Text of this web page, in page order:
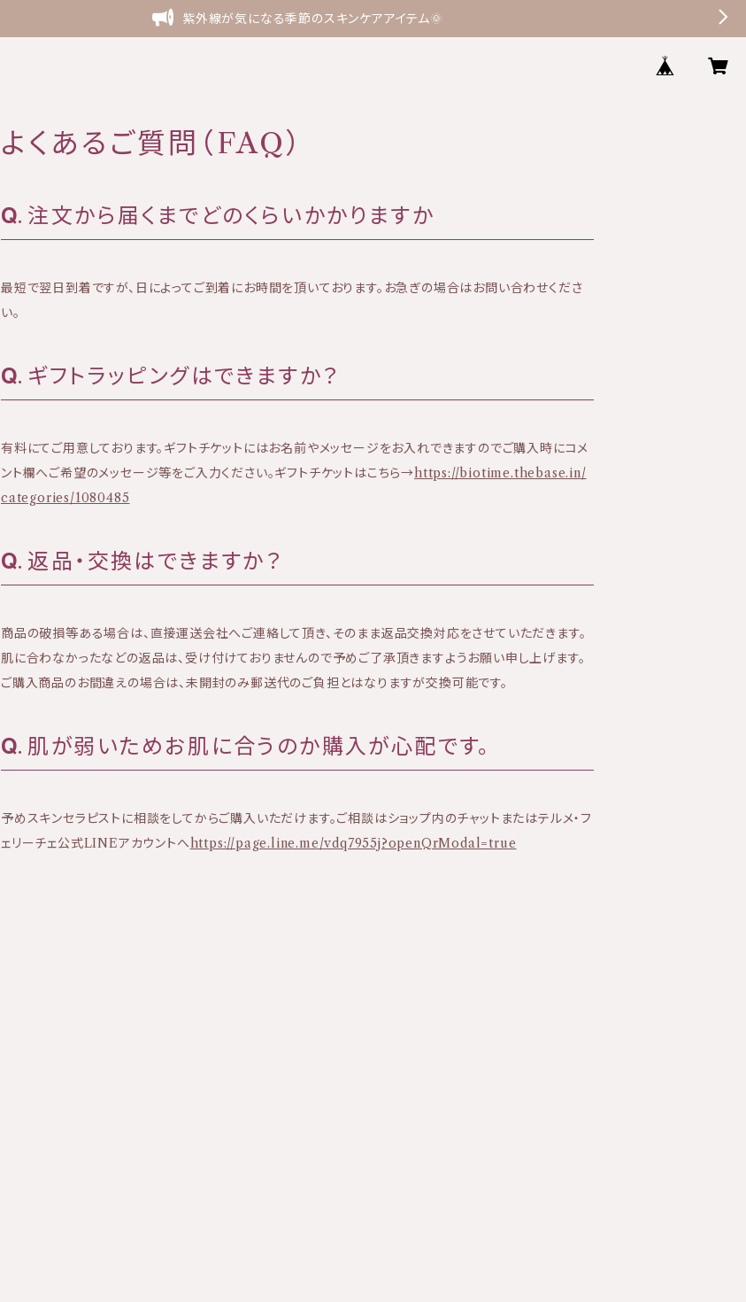
紫外線が気になる季節のスキンケアアイテム🌞
よくあるご質問（FAQ）
注文から届くまでどのくらいかかりますか
最短で翌日到着ですが、日によってご到着にお時間を頂いております。お急ぎの場合はお問い合わせくださ
い。
ギフトラッピングはできますか？
有料にてご用意しております。ギフトチケットにはお名前やメッセージをお入れできますのでご購入時にコメ
ント欄へご希望のメッセージ等をご入力ください。ギフトチケットはこちら→https://biotime.thebase.in/
categories/1080485
返品・交換はできますか？
商品の破損等ある場合は、直接運送会社へご連絡して頂き、そのまま返品交換対応をさせていただきます。
肌に合わなかったなどの返品は、受け付けておりませんので予めご了承頂きますようお願い申し上げます。
ご購入商品のお間違えの場合は、未開封のみ郵送代のご負担とはなりますが交換可能です。
肌が弱いためお肌に合うのか購入が心配です。
予めスキンセラピストに相談をしてからご購入いただけます。ご相談はショップ内のチャットまたはテルメ・フ
ェリーチェ公式LINEアカウントへhttps://page.line.me/vdq7955j?openQrModal=true